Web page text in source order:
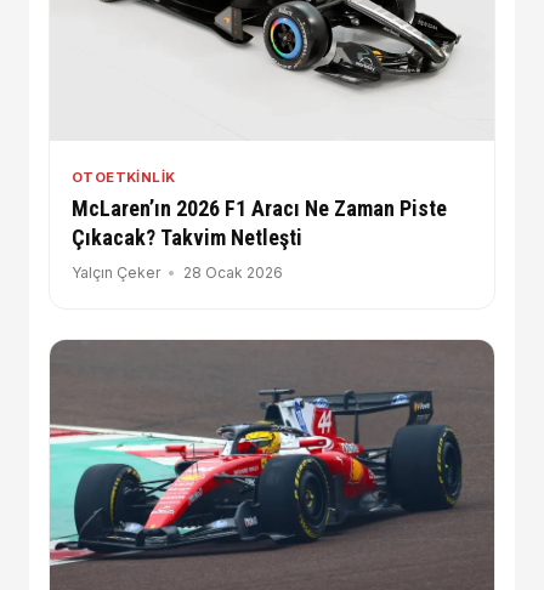
OTOETKINLIK
McLaren’ın 2026 F1 Aracı Ne Zaman Piste
Çıkacak? Takvim Netleşti
Yalçın Çeker 28 Ocak 2026